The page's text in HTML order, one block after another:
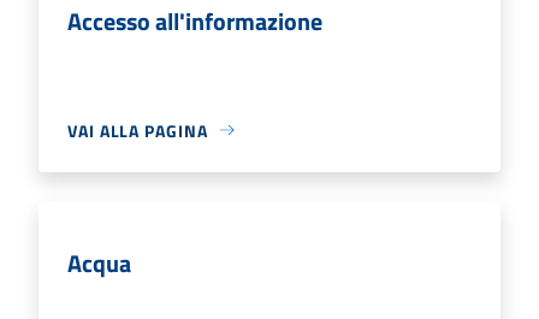
Accesso all'informazione
VAI ALLA PAGINA
Acqua